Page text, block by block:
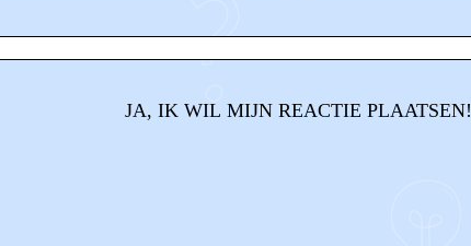
JA, IK WIL MIJN REACTIE PLAATSEN!